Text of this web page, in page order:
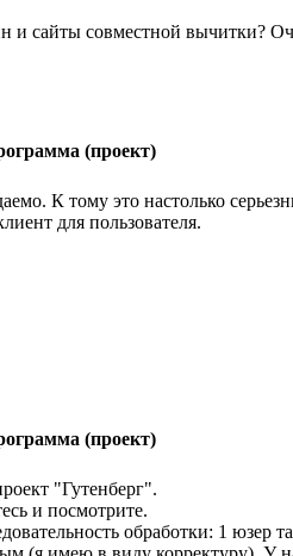
сайты совместной вычитки?
(проект)
К тому это настолько
для пользователя.
(проект)
"Гутенберг".
и посмотрите.
обработки: 1 юзер